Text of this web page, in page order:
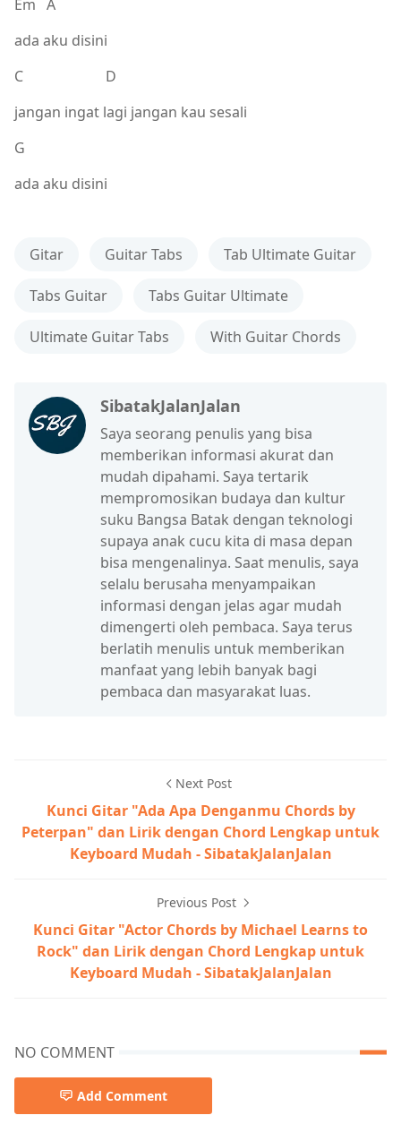
Em A
ada aku disini
C D
jangan ingat lagi jangan kau sesali
G
ada aku disini
Gitar Guitar Tabs Tab Ultimate Guitar
Tabs Guitar Tabs Guitar Ultimate
Ultimate Guitar Tabs With Guitar Chords
SibatakJalanJalan
Saya seorang penulis yang bisa
memberikan informasi akurat dan
mudah dipahami. Saya tertarik
mempromosikan budaya dan kultur
suku Bangsa Batak dengan teknologi
supaya anak cucu kita di masa depan
bisa mengenalinya. Saat menulis, saya
selalu berusaha menyampaikan
informasi dengan jelas agar mudah
dimengerti oleh pembaca. Saya terus
berlatih menulis untuk memberikan
manfaat yang lebih banyak bagi
pembaca dan masyarakat luas.
Next Post
Kunci Gitar "Ada Apa Denganmu Chords by
Peterpan" dan Lirik dengan Chord Lengkap untuk
Keyboard Mudah - SibatakJalanJalan
Previous Post
Kunci Gitar "Actor Chords by Michael Learns to
Rock" dan Lirik dengan Chord Lengkap untuk
Keyboard Mudah - SibatakJalanJalan
NO COMMENT
Add Comment